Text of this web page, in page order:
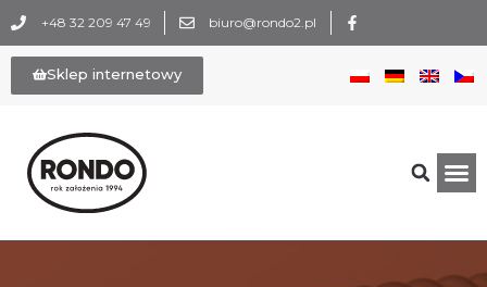
+48 32 209 47 49 biuro@rondo2.pl
Sklep internetowy